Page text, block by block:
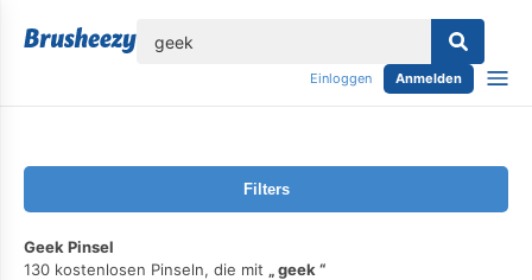
Einloggen Anmelden
Filters
Geek Pinsel
130 kostenlosen Pinseln, die mit
geek